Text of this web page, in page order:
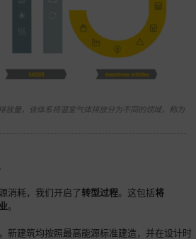
放量，该体系将温室气体排放分为不同的领域，称为
消耗，我们开启了转型过程。这包括将
。
新建筑均按照最高能源标准建造，并在设计时